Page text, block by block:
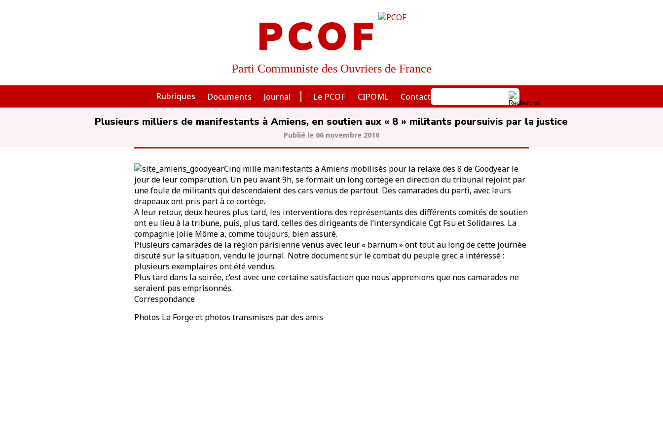
PCOF
Parti Communiste des Ouvriers de France
Rubriques Documents Journal Le PCOF CIPOML Contact
Plusieurs milliers de manifestants à Amiens, en soutien aux « 8 » militants poursuivis par la justice
06 novembre 2016
Cinq mille manifestants à Amiens mobilisés pour la relaxe des 8 de Goodyear le
jour de leur comparution. Un peu avant 9h, se formait un long cortège en direction du tribunal rejoint par
une foule de militants qui descendaient des cars venus de partout. Des camarades du parti, avec leurs
drapeaux ont pris part à ce cortège.
A leur retour, deux heures plus tard, les interventions des représentants des différents comités de soutien
ont eu lieu à la tribune, puis, plus tard, celles des dirigeants de l’intersyndicale Cgt Fsu et Solidaires. La
compagnie Jolie Môme a, comme toujours, bien assuré.
Plusieurs camarades de la région parisienne venus avec leur « barnum » ont tout au long de cette journée
discuté sur la situation, vendu le journal. Notre document sur le combat du peuple grec a intéressé :
plusieurs exemplaires ont été vendus.
Plus tard dans la soirée, c’est avec une certaine satisfaction que nous apprenions que nos camarades ne
seraient pas emprisonnés.
Correspondance
Photos La Forge et photos transmises par des amis